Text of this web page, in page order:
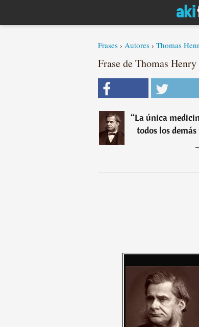
Frases › Autores › Thomas
Frase de Thomas
“La única
todos los